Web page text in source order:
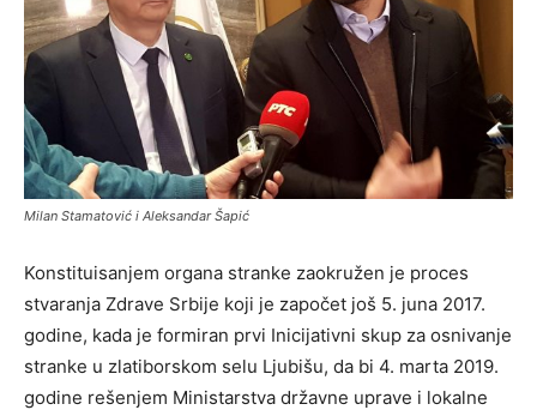
Milan Stamatović i Aleksandar Šapić
Konstituisanjem organa stranke zaokružen je proces
stvaranja Zdrave Srbije koji je započet još 5. juna 2017.
godine, kada je formiran prvi Inicijativni skup za osnivanje
stranke u zlatiborskom selu Ljubišu, da bi 4. marta 2019.
godine rešenjem Ministarstva državne uprave i lokalne